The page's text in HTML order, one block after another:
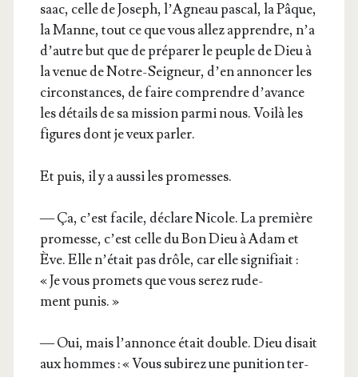
saac, celle de Joseph, l’A­gneau pas­cal, la Pâque,
la Manne, tout ce que vous allez apprendre, n’a
d’autre but que de pré­pa­rer le peuple de Dieu à
la venue de Notre-Sei­gneur, d’en annon­cer les
cir­cons­tances, de faire com­prendre d’a­vance
les détails de sa mis­sion par­mi nous. Voi­là les
figures dont je veux parler.
Et puis, il y a aus­si les promesses.
— Ça, c’est facile, déclare Nicole. La pre­mière
pro­messe, c’est celle du Bon Dieu à Adam et
Ève. Elle n’é­tait pas drôle, car elle signi­fiait :
« Je vous pro­mets que vous serez rude­
ment punis. »
— Oui, mais l’an­nonce était double. Dieu disait
aux hommes : « Vous subi­rez une puni­tion ter­